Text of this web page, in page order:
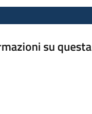
su questa